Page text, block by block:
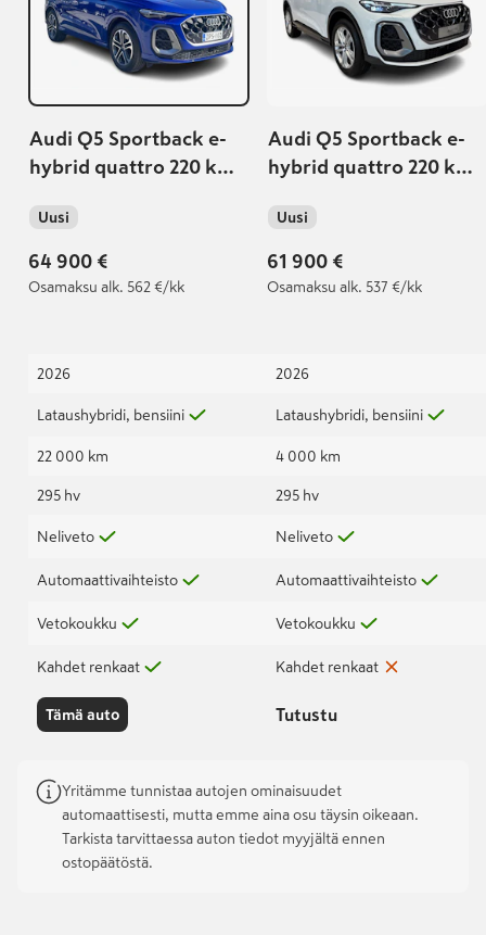
Audi Q5 Sportback e-
hybrid quattro 220 kW |
LED | S line -paketit |
2,49% korko+kulut
Uusi
64 900 €
Osamaksu alk. 562 €/kk
2026
Lataushybridi, bensiini
22 000 km
295 hv
Neliveto
Automaattivaihteisto
Vetokoukku
Kahdet renkaat
Tämä auto
Audi Q5 Sportback e-
hybrid quattro 220 kW |
Sähkösäätöiset
etuistuimet |
Urheiluetuistuimet |
Uusi
61 900 €
Osamaksu alk. 537 €/kk
2026
Lataushybridi, bensiini
4 000 km
295 hv
Neliveto
Automaattivaihteisto
Vetokoukku
Kahdet renkaat
Tutustu
Yritämme tunnistaa autojen ominaisuudet
automaattisesti, mutta emme aina osu täysin oikeaan.
Tarkista tarvittaessa auton tiedot myyjältä ennen
ostopäätöstä.